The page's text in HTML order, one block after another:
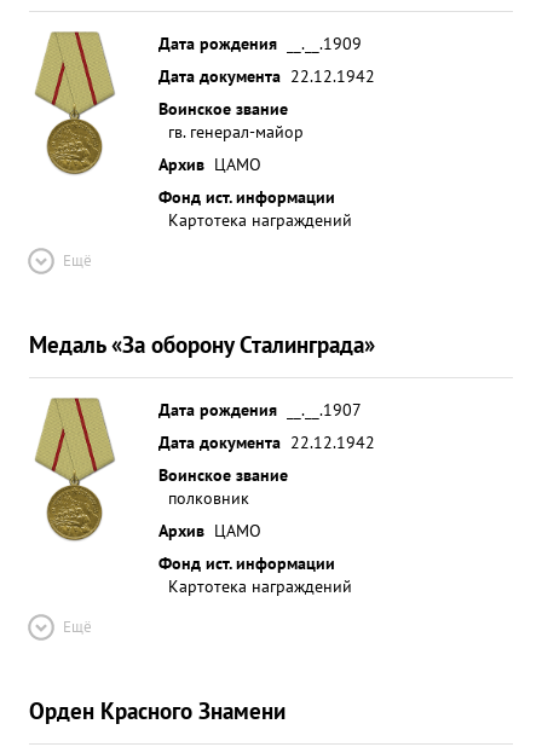
Дата рождения
__.__.1909
Дата документа 22.12.1942
Воинское звание
гв. генерал-майор
Архив ЦАМО
Фонд ист. информации
Картотека награждений
Ещё
Медаль «За оборону Сталинграда»
Дата рождения
__.__.1907
Дата документа 22.12.1942
Воинское звание
полковник
Архив ЦАМО
Фонд ист. информации
Картотека награждений
Ещё
Орден Красного Знамени